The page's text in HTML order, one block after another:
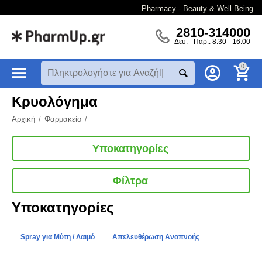
Pharmacy - Beauty & Well Being
2810-314000
Δευ. - Παρ.: 8.30 - 16.00
0
Κρυολόγημα
Αρχική / Φαρμακείο /
Υποκατηγορίες
Φίλτρα
Υποκατηγορίες
Spray για Μύτη / Λαιμό Απελευθέρωση Αναπνοής